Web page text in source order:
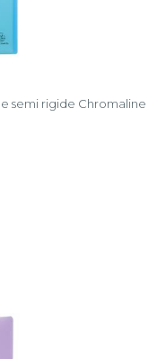
semi rigide Chromaline